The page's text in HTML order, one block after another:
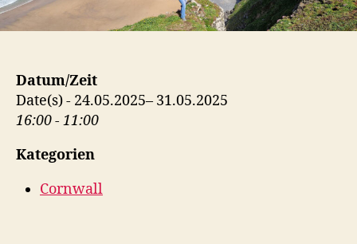
Datum/Zeit
Date(s) - 24.05.2025– 31.05.2025
16:00 - 11:00
Kategorien
Cornwall